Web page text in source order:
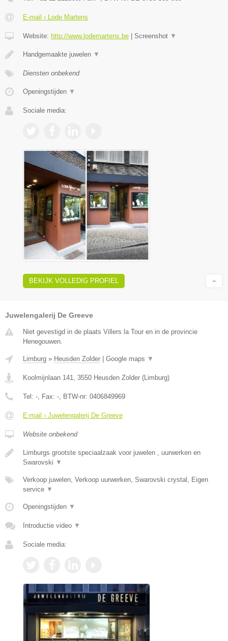
E-mail › Lode Martens
Website: http://www.lodemartens.be Screenshot ▼
Handgemaakte juwelen ▼
Diensten onbekend
Openingstijden ▼
Sociale media:
BEKIJK VOLLEDIG PROFIEL
Juwelengalerij De Greeve
Niet gevestigd in de plaats Villers la Tour en in de provincie
Henegouwen.
Limburg » Heusden Zolder | Google maps ▼
Koolmijnlaan 141 3550 Heusden Zolder (Limburg)
Tel: - , Fax: - , BTW-nr: 0406849969
E-mail › Juwelengalerij De Greeve
Website onbekend
Limburgs grootste speciaalzaak voor juwelen , uurwerken en
Swarovski ▼
Verkoop juwelen, Verkoop uurwerken, Swarovski crystal, Eigen
service ▼
Openingstijden ▼
Introductie video ▼
Sociale media: